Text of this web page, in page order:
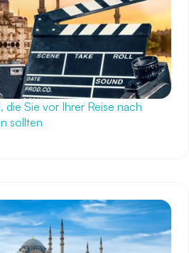
die Sie vor Ihrer Reise nach
sollten